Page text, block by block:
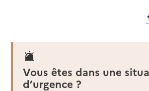
Vous êtes dans une
d’urgence ?